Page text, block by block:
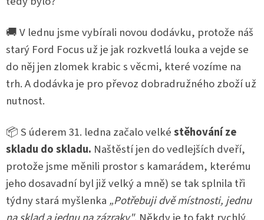
🚚 V lednu jsme vybírali novou dodávku, protože náš
starý Ford Focus už je jak rozkvetlá louka a vejde se
do něj jen zlomek krabic s věcmi, které vozíme na
trh. A dodávka je pro převoz dobradružného zboží už
nutnost.
📦 S úderem 31. ledna začalo velkéstěhování ze
skladu do skladu. Naštěstí jen do vedlejších dveří,
protože jsme měnili prostor s kamarádem, kterému
jeho dosavadní byl již velký a mně) se tak splnila tři
týdny stará myšlenka „Potřebuji dvě místnosti, jednu